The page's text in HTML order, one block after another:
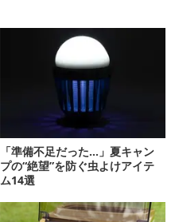
「準備不足だった…」夏キャン
プの“絶望”を防ぐ虫よけアイテ
ム14選